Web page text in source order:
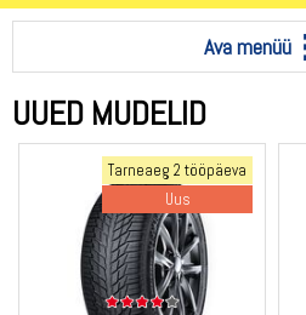
Ava menüü
UUED MUDELID
Tarneaeg 2 tööpäeva
Uus